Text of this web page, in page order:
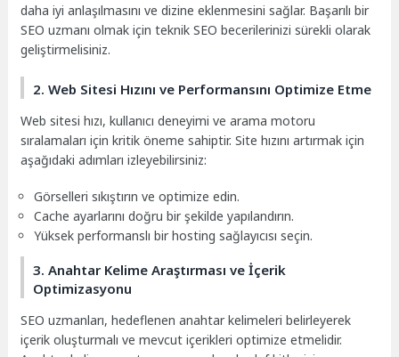
daha iyi anlaşılmasını ve dizine eklenmesini sağlar. Başarılı bir
SEO uzmanı olmak için teknik SEO becerilerinizi sürekli olarak
geliştirmelisiniz.
2. Web Sitesi Hızını ve Performansını Optimize Etme
Web sitesi hızı, kullanıcı deneyimi ve arama motoru
sıralamaları için kritik öneme sahiptir. Site hızını artırmak için
aşağıdaki adımları izleyebilirsiniz:
Görselleri sıkıştırın ve optimize edin.
Cache ayarlarını doğru bir şekilde yapılandırın.
Yüksek performanslı bir hosting sağlayıcısı seçin.
3. Anahtar Kelime Araştırması ve İçerik
Optimizasyonu
SEO uzmanları, hedeflenen anahtar kelimeleri belirleyerek
içerik oluşturmalı ve mevcut içerikleri optimize etmelidir.